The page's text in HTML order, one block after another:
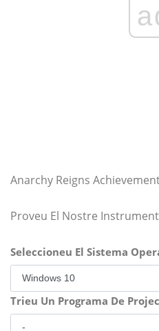
Anarchy Reigns
Proveu El Nostre
Seleccioneu El Sistema
Trieu Un Programa De